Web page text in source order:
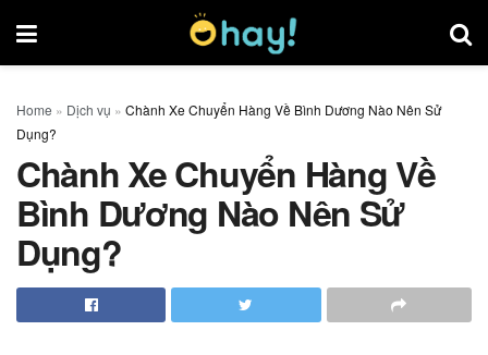
Home » Dịch vụ » Chành Xe Chuyển Hàng Về Bình Dương Nào Nên Sử
Dụng?
Chành Xe Chuyển Hàng Về
Bình Dương Nào Nên Sử
Dụng?